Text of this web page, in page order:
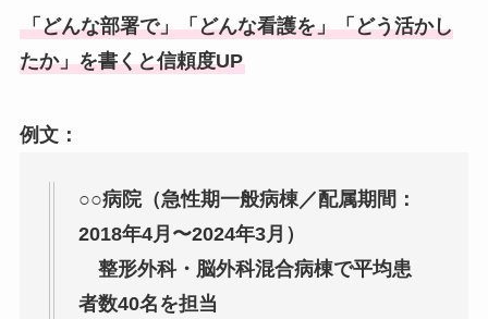
「どんな部署で」「どんな看護を」「どう活かし
たか」を書くと信頼度UP
例文：
○○病院（急性期一般病棟／配属期間：
2018年4月〜2024年3月）
整形外科・脳外科混合病棟で平均患
者数40名を担当